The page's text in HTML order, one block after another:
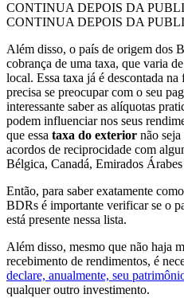
CONTINUA DEPOIS DA
CONTINUA DEPOIS DA
Além disso, o país de origem dos
cobrança de uma taxa, que varia
local. Essa taxa já é descontada
precisa se preocupar com o seu
interessante saber as alíquotas
podem influenciar nos seus
que essa taxa do exterior não
acordos de reciprocidade com
Bélgica, Canadá, Emirados
Então, para saber exatamente
BDRs é importante verificar se o
está presente nessa lista.
Além disso, mesmo que não haja
recebimento de rendimentos, é
declare, anualmente, seu
qualquer outro investimento.